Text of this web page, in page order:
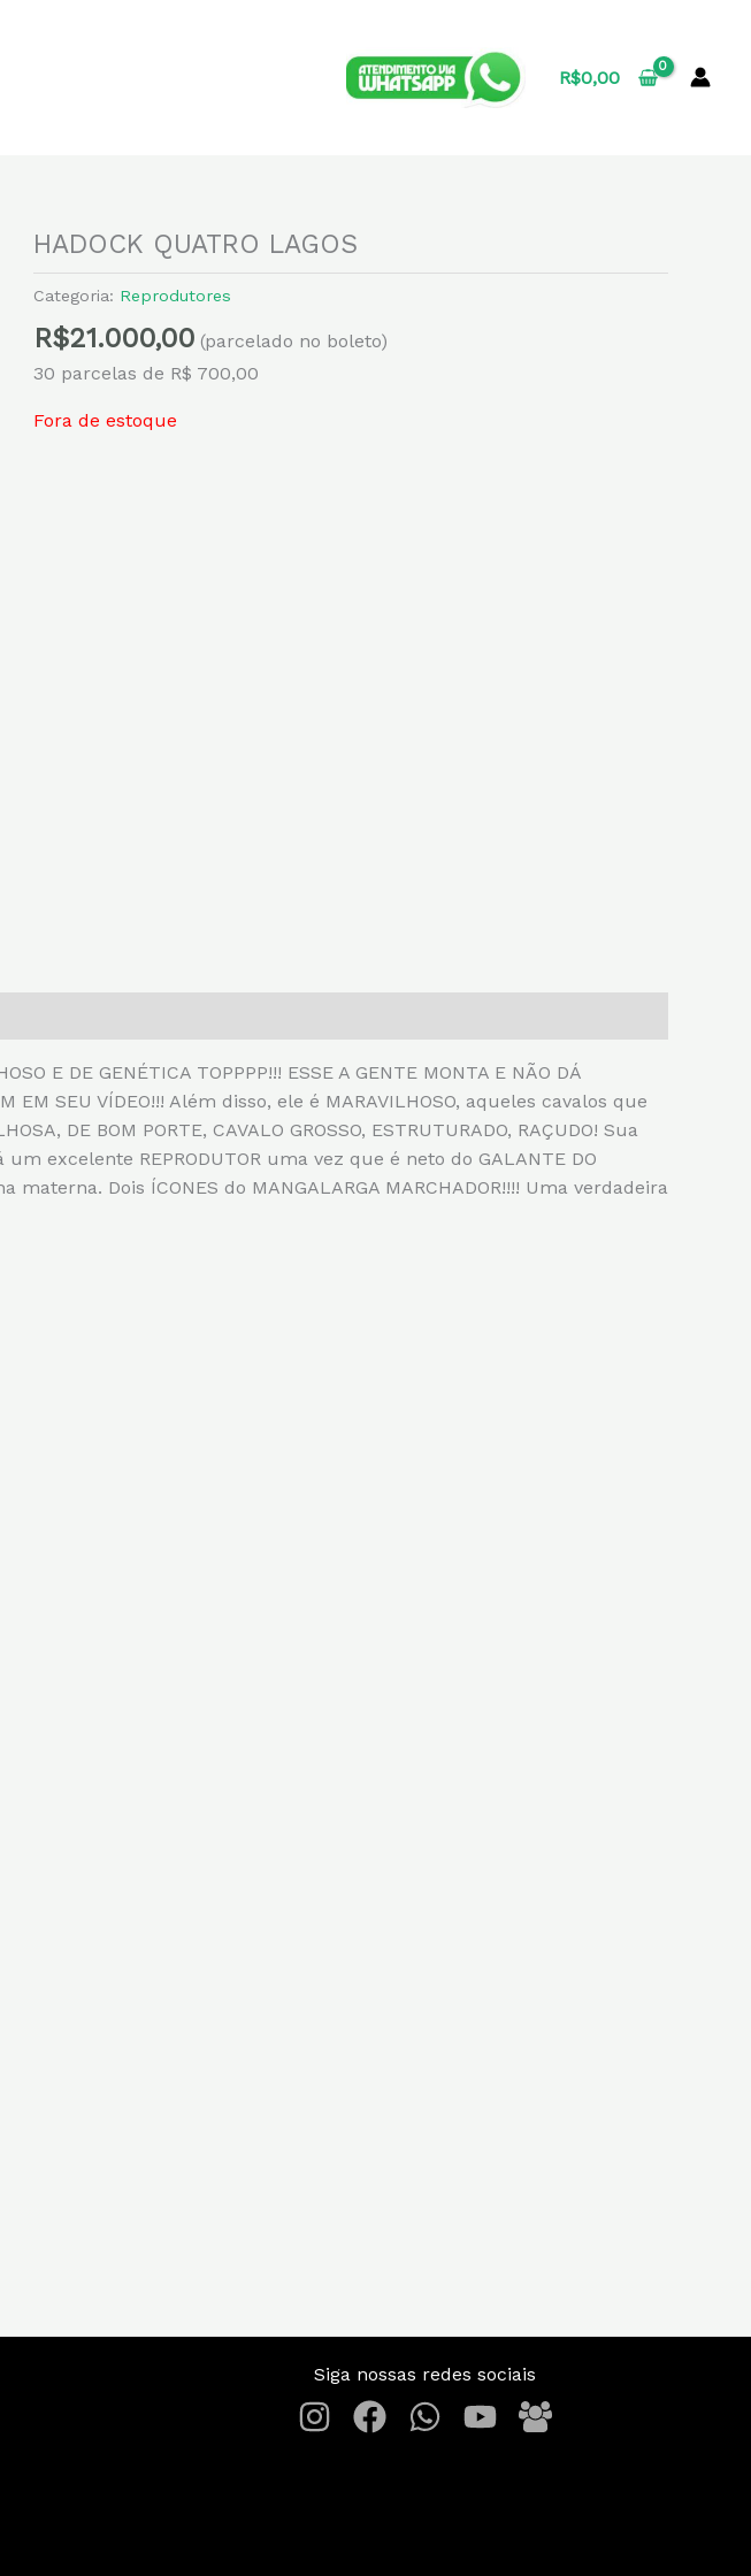
R$0,00
HADOCK QUATRO LAGOS
Categoria: Reprodutores
R$21.000,00 (parcelado no boleto)
30 parcelas de R$ 700,00
Fora de estoque
E DE GENÉTICA TOPPPP!!! ESSE A GENTE MONTA E NÃO DÁ
EM SEU VÍDEO!!! Além disso, ele é MARAVILHOSO, aqueles cavalos que
DE BOM PORTE, CAVALO GROSSO, ESTRUTURADO, RAÇUDO! Sua
excelente REPRODUTOR uma vez que é neto do GALANTE DO
Dois ÍCONES do MANGALARGA MARCHADOR!!!! Uma verdadeira
Siga nossas redes sociais